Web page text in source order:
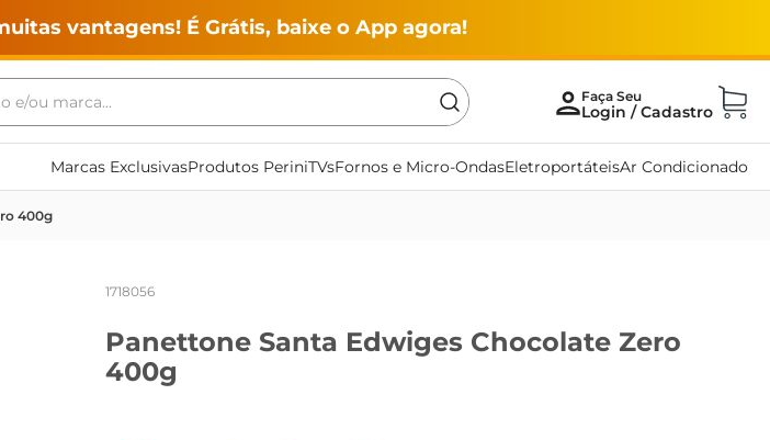
vantagens! É Grátis, baixe o App agora!
e/ou marca...
Marcas ExclusivasProdutos PeriniTVsFornos e Micro-OndasEletroportáteisAr Condicionado
400g
1718056
Panettone Santa Edwiges Chocolate Zero
400g